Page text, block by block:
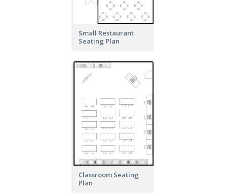
Small Restaurant
Seating Plan
Classroom Seating
Plan